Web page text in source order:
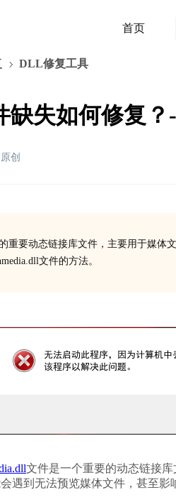
首页
DLL修复工具
缺失如何修复
原创
重要动态链接库文件，主要用于媒
文件的方法。
文件是一个重要的动态链接
遇到无法预览媒体文件，甚至影